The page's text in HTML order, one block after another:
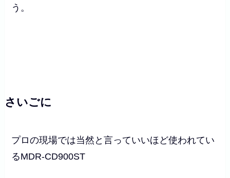
う。
さいごに
プロの現場では当然と言っていいほど使われてい
るMDR-CD900ST